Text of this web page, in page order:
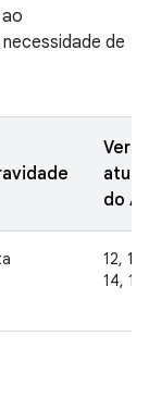
de
do
12,
14, 15